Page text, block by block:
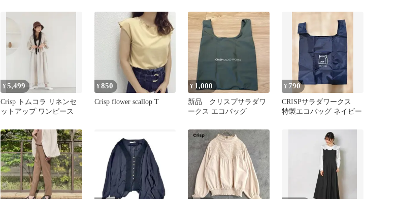
¥5,499
Crisp トムコラ リネンセ
ットアップ ワンピース
¥850
Crisp flower scallop T
¥ 1,000
新品 クリスプサラダワ
ークス エコバッグ
¥ 790
CRISPサラダワークス
特製エコバッグ ネイビー